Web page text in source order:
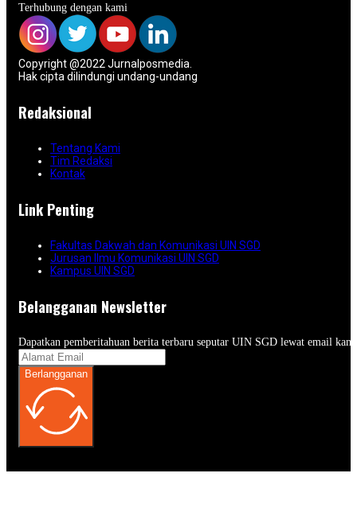
Terhubung dengan kami
Copyright @2022 Jurnalposmedia.
Hak cipta dilindungi undang-undang
Redaksional
Tentang Kami
Tim Redaksi
Kontak
Link Penting
Fakultas Dakwah dan Komunikasi UIN SGD
Jurusan Ilmu Komunikasi UIN SGD
Kampus UIN SGD
Belangganan Newsletter
Dapatkan pemberitahuan berita terbaru seputar UIN SGD lewat email
Berlangganan